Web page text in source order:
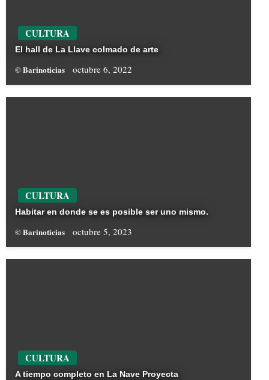
CULTURA
El hall de La Llave colmado de arte
© Barinoticias octubre 6, 2022
CULTURA
Habitar en donde se es posible ser uno mismo.
© Barinoticias octubre 5, 2023
CULTURA
A tiempo completo en La Nave Proyecta